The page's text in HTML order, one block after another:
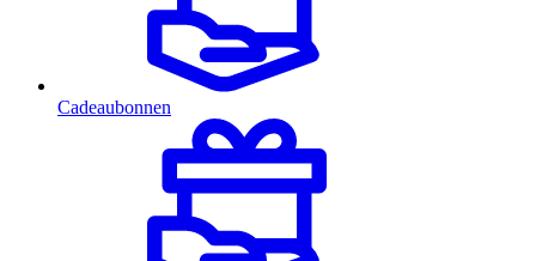
Cadeaubonnen